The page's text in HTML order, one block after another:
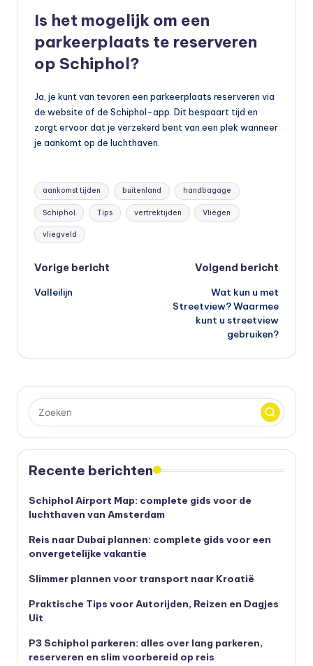
Is het mogelijk om een
parkeerplaats te reserveren
op Schiphol?
Ja, je kunt van tevoren een parkeerplaats reserveren via
de website of de Schiphol-app. Dit bespaart tijd en
zorgt ervoor dat je verzekerd bent van een plek wanneer
je aankomt op de luchthaven.
Tags:
aankomst tijden buitenland handbagage
Schiphol Tips vertrektijden Vliegen
vliegveld
Bericht
navigatie
Vorige bericht
Valleilijn
Volgend bericht
Wat kun u met
Streetview? Waarmee
kunt u streetview
gebruiken?
Recente berichten
Schiphol Airport Map: complete gids voor de
luchthaven van Amsterdam
Reis naar Dubai plannen: complete gids voor een
onvergetelijke vakantie
Slimmer plannen voor transport naar Kroatië
Praktische Tips voor Autorijden, Reizen en Dagjes
Uit
P3 Schiphol parkeren: alles over lang parkeren,
reserveren en slim voorbereid op reis